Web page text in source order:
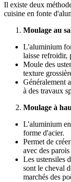
Il existe deux
cuisine en fonte
Moulage au
L'aluminium
laisse refroidir,
Moule des
texture
Généralement
à des travaux
Moulage à
L'aluminium en
forme d'acier.
Permet de
avec des
Les ustensiles
sont le cheval
marchés des